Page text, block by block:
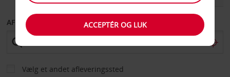
AFHENT FRA
Vælg et andet afleveringssted
ACCEPTÉR OG LUK